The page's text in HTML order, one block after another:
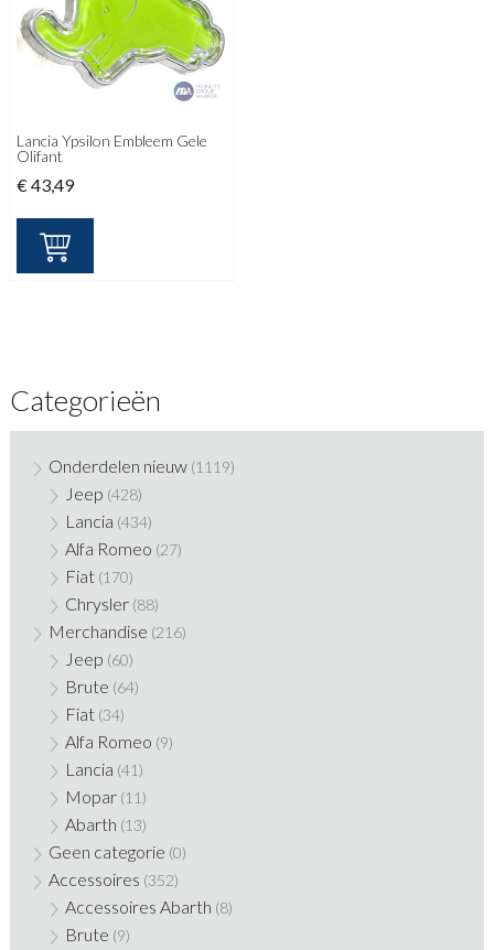
Lancia Ypsilon Embleem Gele
Olifant
€43,49
Categorieën
Onderdelen nieuw (1119)
Jeep (428)
Lancia (434)
Alfa Romeo (27)
Fiat (170)
Chrysler (88)
Merchandise (216)
Jeep (60)
Brute (64)
Fiat (34)
Alfa Romeo (9)
Lancia (41)
Mopar (11)
Abarth (13)
Geen categorie (0)
Accessoires (352)
Accessoires Abarth (8)
Brute (9)